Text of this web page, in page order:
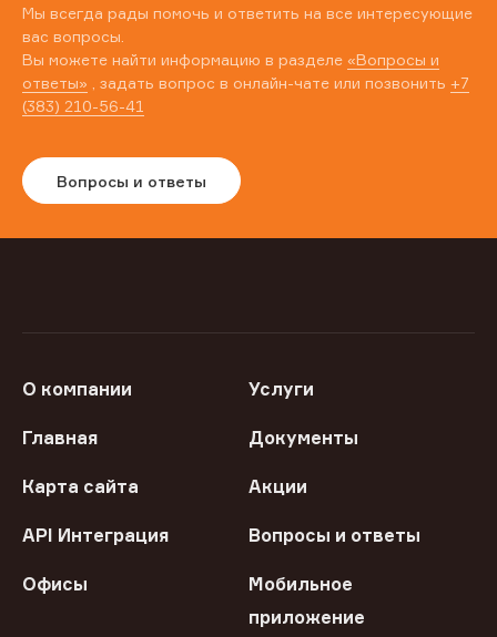
Мы всегда рады помочь и ответить на все интересующие
вас вопросы.
Вы можете найти информацию в разделе «Вопросы и
ответы» , задать вопрос в онлайн-чате или позвонить +7
(383) 210-56-41
Вопросы и ответы
О компании Услуги
Главная Документы
Карта сайта Акции
API Интеграция Вопросы и ответы
Офисы
Мобильное
приложение